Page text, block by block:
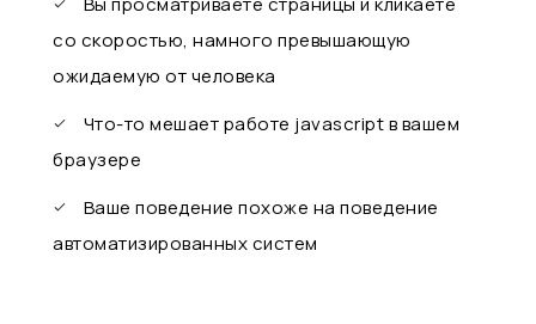
со скоростью, намного превышающую
ожидаемую от человека
Что-то мешает работе javascript в вашем
браузере
Ваше поведение похоже на поведение
автоматизированных систем